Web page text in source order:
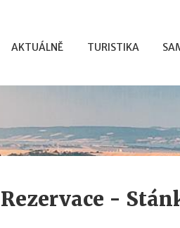
AKTUÁLNĚ TURISTIKA
Rezervace -